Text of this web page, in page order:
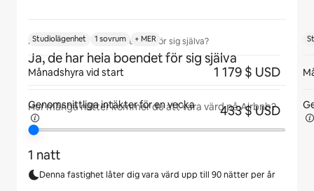
Kommer gäster att ha boendet för sig själva?
Ja, de har hela boendet för sig själva
Hur många nätter kommer du att vara värd på Airbnb?
1 natt
Denna fastighet låter dig vara värd upp till 90 nätter per år
Studiolägenhet 1 sovrum + MER
Månadshyra vid start 1 179 $ USD
Genomsnittliga intäkter fören vecka 433 $ USD